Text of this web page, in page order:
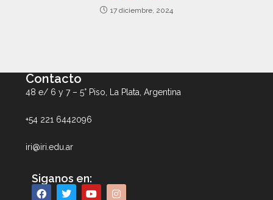
17 diciembre, 2024
Contacto
48 e/ 6 y 7 – 5° Piso, La Plata, Argentina
+54 221 6442096
iri@iri.edu.ar
Siganos en: